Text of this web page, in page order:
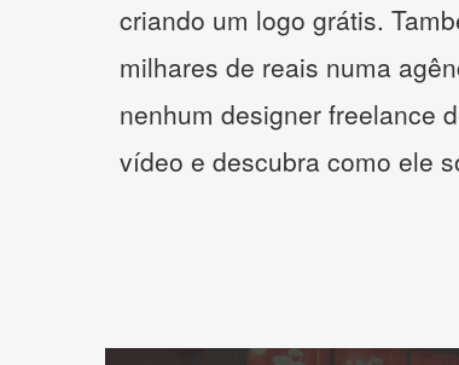
criando um logo grátis.
milhares de reais numa
nenhum designer freelance
vídeo e descubra como ele